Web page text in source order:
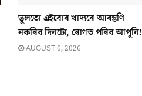
ভুলতো এইবোৰ খাদ্যৰে আৰম্ভণি
নকৰিব দিনটো, ৰোগত পৰিব আপুনি!
AUGUST 6, 2026